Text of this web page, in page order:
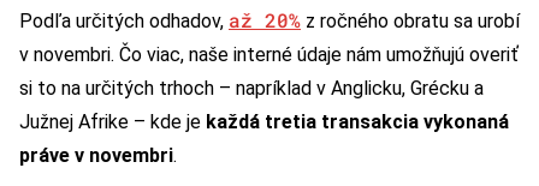
Podľa určitých odhadov, až 20% z ročného obratu sa urobí
v novembri. Čo viac, naše interné údaje nám umožňujú overiť
si to na určitých trhoch – napríklad v Anglicku, Grécku a
Južnej Afrike – kde je každá tretia transakcia vykonaná
práve v novembri.